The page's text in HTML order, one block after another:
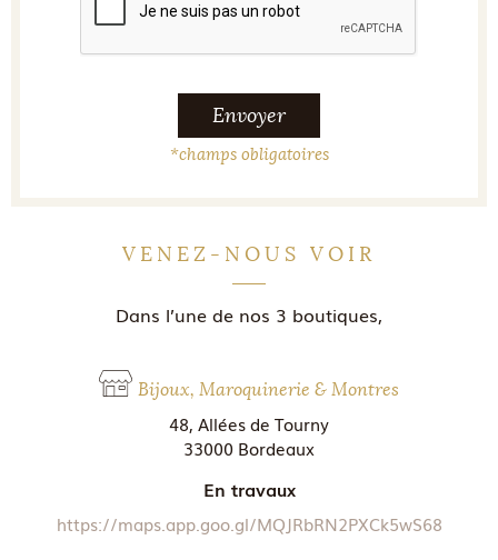
Envoyer
*champs obligatoires
VENEZ-NOUS VOIR
Dans l’une de nos 3 boutiques,
Bijoux, Maroquinerie & Montres
48, Allées de Tourny
33000 Bordeaux
En travaux
https://maps.app.goo.gl/MQJRbRN2PXCk5wS68